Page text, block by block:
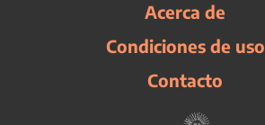
Acerca de
Condiciones de uso
Contacto